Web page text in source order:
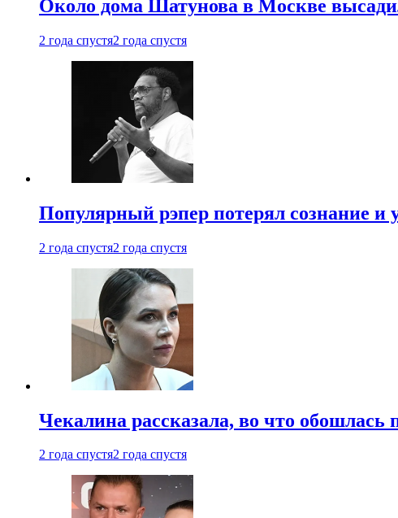
Около дома Шатунова в Москве
2 года спустя2 года спустя
Популярный рэпер потерял сознание и
2 года спустя2 года спустя
Чекалина рассказала, во что обошлась
2 года спустя2 года спустя